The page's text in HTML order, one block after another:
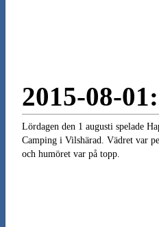
2015-08-
Lördagen den 1 augusti spelade
Camping i Vilshärad. Vädret var
och humöret var på topp.